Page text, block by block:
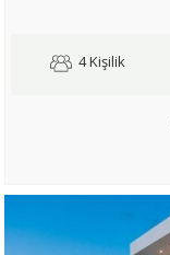
4 Kişilik